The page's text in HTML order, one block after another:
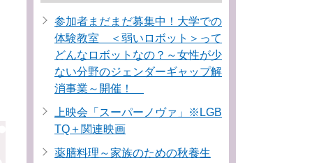
参加者まだまだ募集中！大学での
体験教室 ＜弱いロボット＞って
どんなロボットなの？～女性が少
ない分野のジェンダーギャップ解
消事業～開催！
上映会「スーパーノヴァ」※LGB
TQ＋関連映画
薬膳料理～家族のための秋養生